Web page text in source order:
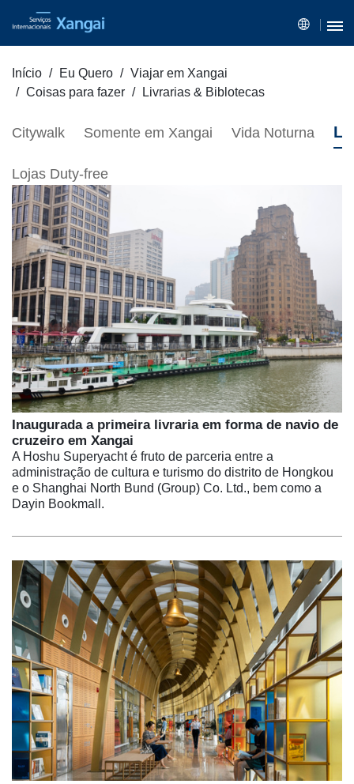
Início Eu Quero
Viajar em Xangai
Coisas para fazer
Livrarias & Biblotecas
Citywalk Somente em Xangai Vida Noturna
Lojas Duty-free
Inaugurada a primeira livraria em forma de navio de
cruzeiro em Xangai
A Hoshu Superyacht é fruto de parceria entre a
administração de cultura e turismo do distrito de Hongkou
e o Shanghai North Bund (Group) Co. Ltd., bem como a
Dayin Bookmall.